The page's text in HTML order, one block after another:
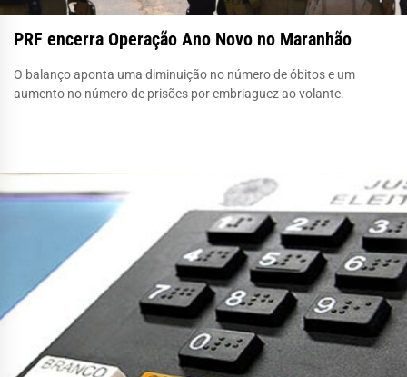
PRF encerra Operação Ano Novo no Maranhão
O balanço aponta uma diminuição no número de óbitos e um
aumento no número de prisões por embriaguez ao volante.